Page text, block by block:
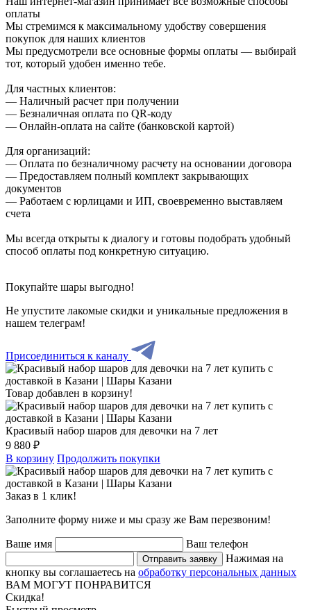
оплаты
Мы стремимся к максимальному удобству совершения
покупок для наших клиентов
Мы предусмотрели все основные формы оплаты — выбирай
тот, который удобен именно тебе.
Для частных клиентов:
— Наличный расчет при получении
— Безналичная оплата по QR-коду
— Онлайн-оплата на сайте (банковской картой)
Для организаций:
— Оплата по безналичному расчету на основании договора
— Предоставляем полный комплект закрывающих
документов
— Работаем с юрлицами и ИП, своевременно выставляем
счета
Мы всегда открыты к диалогу и готовы подобрать удобный
способ оплаты под конкретную ситуацию.
Покупайте шары выгодно!
Не упустите лакомые скидки и уникальные предложения в
нашем телеграм!
Присоединиться к каналу
Товар добавлен в корзину!
Красивый набор шаров для девочки на 7 лет
9 880 ₽
В корзину Продолжить покупки
Заказ в 1 клик!
Заполните форму ниже и мы сразу же Вам перезвоним!
Ваше имя Ваш телефон
Отправить заявку
Нажимая на
кнопку вы соглашаетесь на обработку персональных данных
ВАМ МОГУТ ПОНРАВИТСЯ
Скидка!